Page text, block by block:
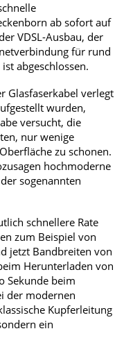
ab sofort auf
VDSL-Ausbau, der
für rund
abgeschlossen.
Glasfaserkabel verlegt
wurden,
versucht, die
nur wenige
zu schonen.
hochmoderne
sogenannten
schnellere Rate
zum Beispiel von
jetzt Bandbreiten von
Herunterladen von
Sekunde beim
der modernen
Kupferleitung
ein